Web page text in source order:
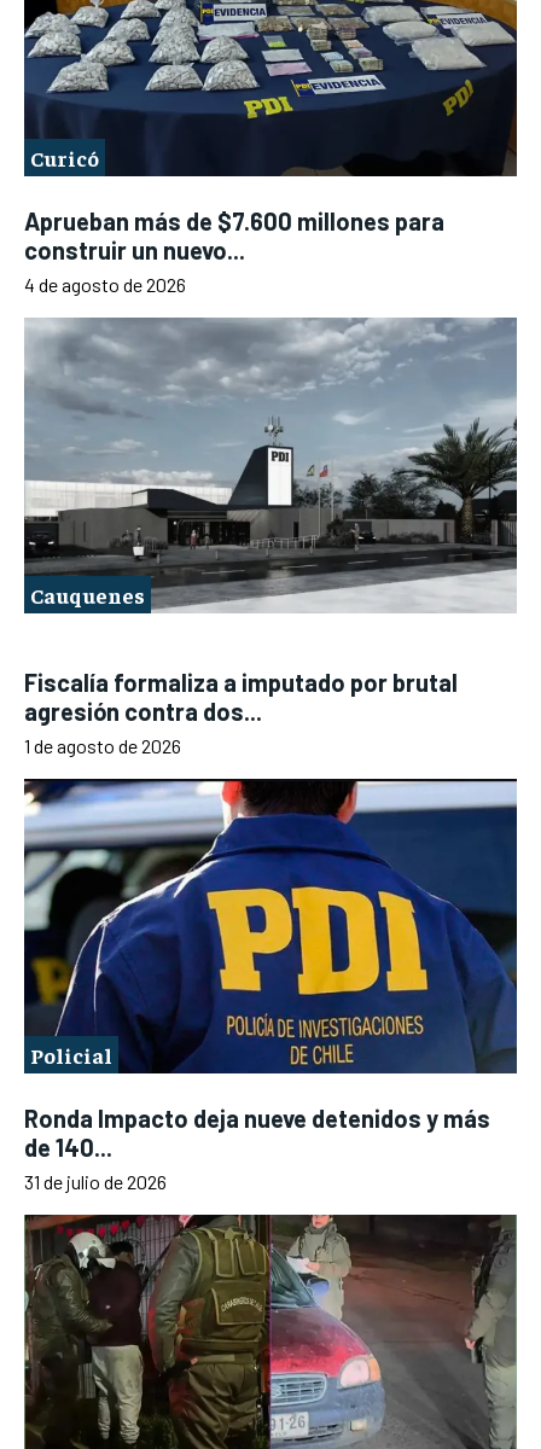
Curicó
Aprueban más de $7.600 millones para
construir un nuevo...
4 de agosto de 2026
Cauquenes
Fiscalía formaliza a imputado por brutal
agresión contra dos...
1 de agosto de 2026
Policial
Ronda Impacto deja nueve detenidos y más
de 140...
31 de julio de 2026